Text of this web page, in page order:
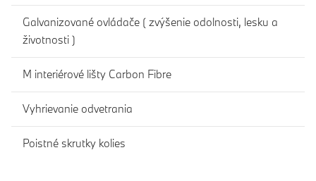
Galvanizované ovládače ( zvýšenie odolnosti, lesku a
životnosti )
M interiérové lišty Carbon Fibre
Vyhrievanie odvetrania
Poistné skrutky kolies